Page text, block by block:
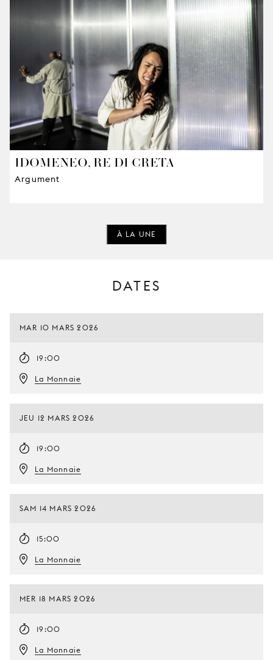
IDOMENEO, RE DI CRETA
Argument
À LA UNE
DATES
MAR 10 MARS 2026
19:00
La Monnaie
JEU 12 MARS 2026
19:00
La Monnaie
SAM 14 MARS 2026
15:00
La Monnaie
MER 18 MARS 2026
19:00
La Monnaie